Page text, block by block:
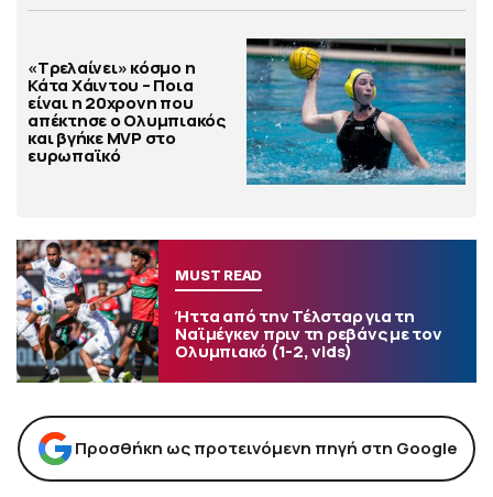
«Τρελαίνει» κόσμο η
Κάτα Χάιντου – Ποια
είναι η 20χρονη που
απέκτησε ο Ολυμπιακός
και βγήκε MVP στο
ευρωπαϊκό
MUST READ
Ήττα από την Τέλσταρ για τη
Ναϊμέγκεν πριν τη ρεβάνς με τον
Ολυμπιακό (1-2, vids)
Προσθήκη ως προτεινόμενη πηγή στη Google